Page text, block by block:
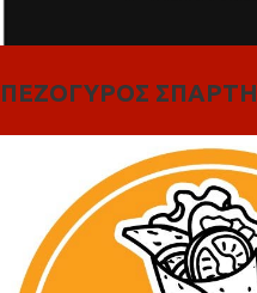
ΠΕΖΟΓΥΡΟΣ ΣΠΑΡΤΗ